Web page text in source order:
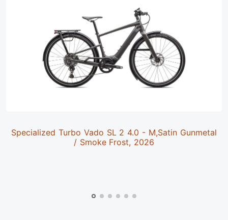
Specialized Turbo Vado SL 2 4.0 - M,Satin Gunmetal
/ Smoke Frost, 2026